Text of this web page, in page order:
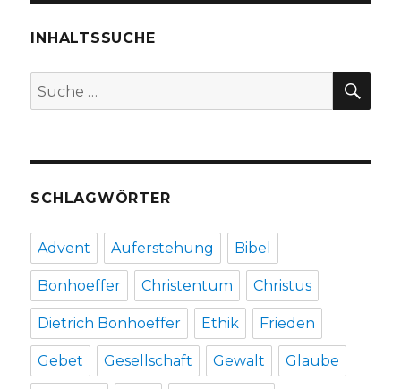
Rezension
Christoph
und
INHALTSSUCHE
Suche
nach:
SCHLAGWÖRTER
Advent Auferstehung Bibel
Bonhoeffer Christentum Christus
Dietrich Bonhoeffer Ethik Frieden
Gebet Gesellschaft Gewalt Glaube